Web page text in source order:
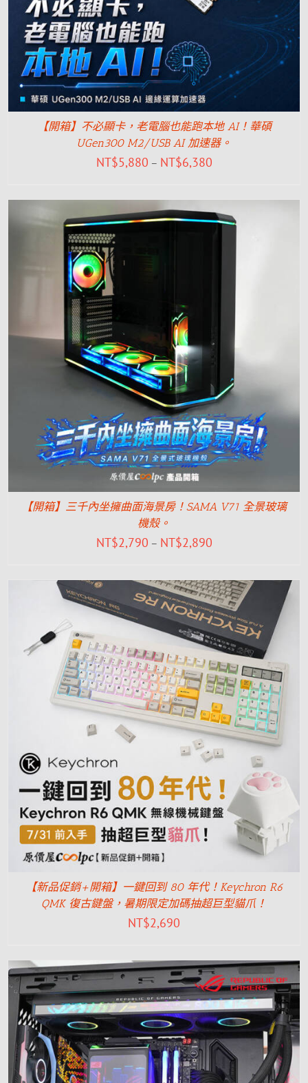
【開箱】不必顯卡，老電腦也能跑本地 AI！華碩
UGen300 M2/USB AI 加速器。
NT$5,880 – NT$6,380
【開箱】三千內坐擁曲面海景房！SAMA V71 全景玻璃
機殼。
NT$2,790 – NT$2,890
【新品促銷+開箱】一鍵回到 80 年代！Keychron R6
QMK 復古鍵盤，暑期限定加碼抽超巨型貓爪！
NT$2,690